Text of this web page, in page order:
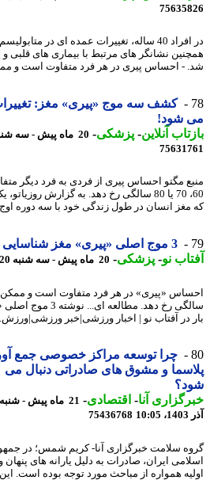
در افراد 40 ساله، تغییرات عمده ای در
نشانگر های مرتبط با بیماری های قلبی و
- احساس پیری در هر فرد متفاوت است و ممکن
شود!
آنلاین-پزشکی-20 ماه پیش - سه شنبه 20 آذر 1403، 23:15
مگتو احساس پیری از فردی به فرد دیگر
60، 70 یا 80 سالگی رخ دهد. به گزارش روزیاتو،
انسان در طول زندگی خود با سه دوره اوج ...
3 موج اصلی «پیری» مغز شناسایی شدند
نو- پزشکی-20 ماه پیش - سه شنبه 20 آذر 1403، 16:06
سالگی رخ دهد. مطالعه ای...
در آفتاب نو | اخبار ورزشی|خبر ورزشی|ورزش. ...
چرا توسعه مراکز خصوصی جمع آوری
و مشوق های صادراتی دنبال می
آنا- اقتصادی-
21 ماه پیش - شنبه 10
75436768
سلامت خبرگزاری آنا- کریم شمس؛ در جمهوری
ایران، صادرات به دلیل یارانه های پنهان و
همواره از مباحث مورد توجه بوده است. این